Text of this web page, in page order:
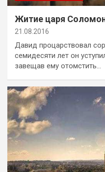
Житие царя
21.08.2016
Давид процарствовал
семидесяти лет он
завещав ему отомстить…